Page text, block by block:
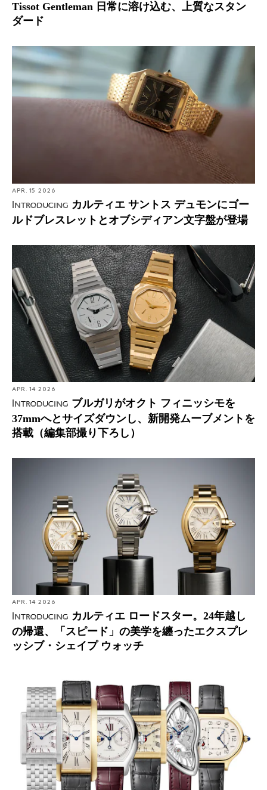
Tissot Gentleman 日常に溶け込む、上質なスタン
ダード
APR. 15 2026
Introducing カルティエ サントス デュモンにゴー
ルドブレスレットとオブシディアン文字盤が登場
APR. 14 2026
Introducing ブルガリがオクト フィニッシモを
37mmへとサイズダウンし、新開発ムーブメントを
搭載（編集部撮り下ろし）
APR. 14 2026
Introducing カルティエ ロードスター。24年越し
の帰還、「スピード」の美学を纏ったエクスプレ
ッシブ・シェイプ ウォッチ